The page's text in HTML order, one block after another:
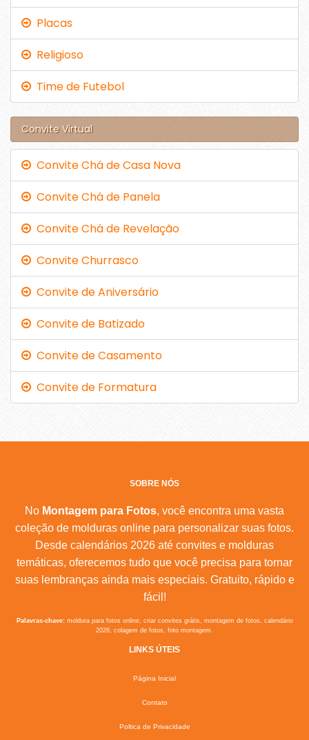
Placas
Religioso
Time de Futebol
Convite Virtual
Convite Chá de Casa Nova
Convite Chá de Panela
Convite Chá de Revelação
Convite Churrasco
Convite de Aniversário
Convite de Batizado
Convite de Casamento
Convite de Formatura
SOBRE NÓS
No Montagem para Fotos, você encontra uma vasta
coleção de molduras online para personalizar suas fotos.
Desde calendários 2026 até convites e molduras
temáticas, oferecemos tudo que você precisa para tornar
suas lembranças ainda mais especiais. Gratuito, rápido e
fácil!
Palavras-chave:moldura para fotos online, criar convites grátis, montagem de fotos, calendário
2026, colagem de fotos, foto montagem.
LINKS ÚTEIS
Página Inicial
Contato
Poltica de Privacidade